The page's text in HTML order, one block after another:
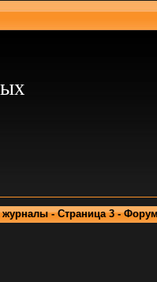
- Страница 3 -